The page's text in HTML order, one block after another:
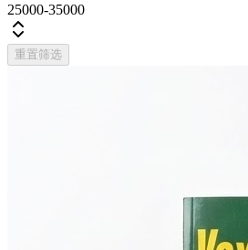
25000-35000
重置筛选